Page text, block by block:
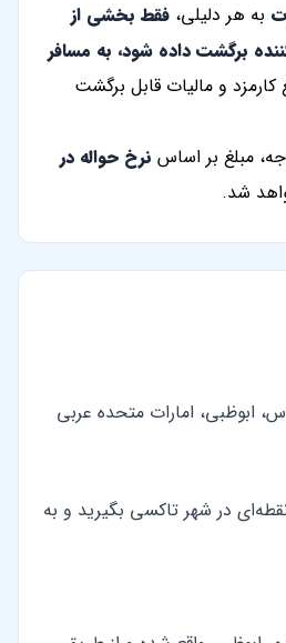
به هر دلیلی، فقط بخشی از
برگشت داده شود، به مسافر
کارمزد و مالیات قابل برگشت
مبلغ بر اساس نرخ حواله در
شد.
ابوظبی، امارات متحده عربی
در شهر تاکسی بگیرید و به